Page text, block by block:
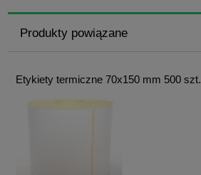
Produkty powiązane
Etykiety termiczne 70x150 mm 500 szt.